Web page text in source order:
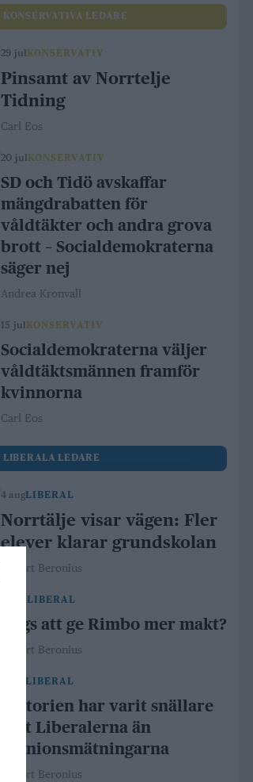
KONSERVATIVA LEDARE
29 jul KONSERVATIV
Pinsamt av Norrtelje
Tidning
Carl Eos
20 jul KONSERVATIV
SD och Tidö avskaffar
mängdrabatten för
våldtäkter och andra grova
brott – Socialdemokraterna
säger nej
Andrea Kronvall
15 jul KONSERVATIV
Socialdemokraterna väljer
våldtäktsmännen framför
kvinnorna
Carl Eos
LIBERALA LEDARE
4 augLIBERAL
Norrtälje visar vägen: Fler
elever klarar grundskolan
Robert Beronius
29 julLIBERAL
Dags att ge Rimbo mer makt?
Robert Beronius
LIBERAL
Historien har varit snällare
mot Liberalerna än
opinionsmätningarna
Robert Beronius